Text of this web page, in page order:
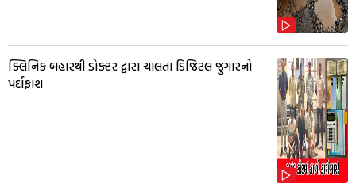
ક્લિનિક બહારથી ડોક્ટર દ્વારા ચાલતા ડિજિટલ જુગારનો
પર્દાફાશ